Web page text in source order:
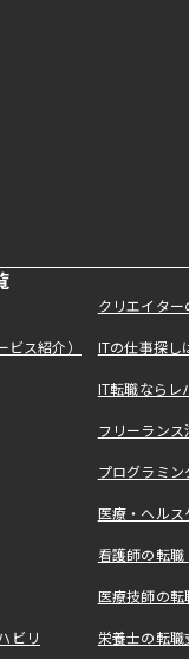
クリエイタ
ス紹介） ITの仕事探
IT転職なら
フリーラン
プログラミ
医療・ヘル
看護師の転
医療技師の
ビリ 栄養士の転